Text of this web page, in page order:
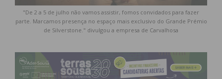
"De 2 a 5 de julho não vamos assistir, fomos convidados para fazer
parte. Marcamos presença no espaço mais exclusivo do Grande Prémio
de Silverstone." divulgou a empresa de Carvalhosa